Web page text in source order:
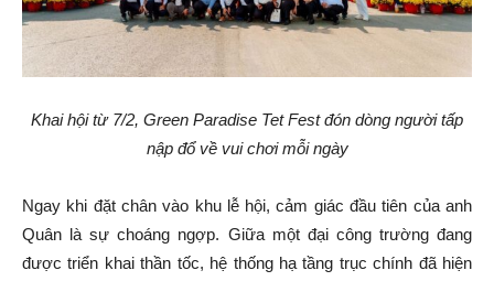
Khai hội từ 7/2, Green Paradise Tet Fest đón dòng người tấp
nập đổ về vui chơi mỗi ngày
Ngay khi đặt chân vào khu lễ hội, cảm giác đầu tiên của anh
Quân là sự choáng ngợp. Giữa một đại công trường đang
được triển khai thần tốc, hệ thống hạ tầng trục chính đã hiện